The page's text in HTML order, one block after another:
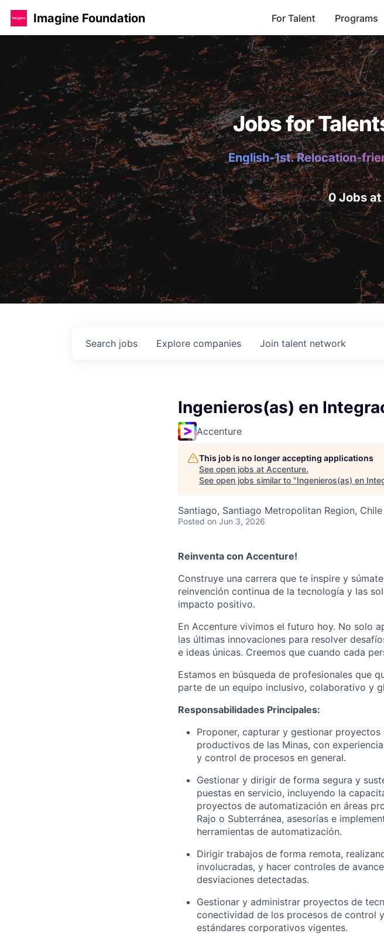
Imagine Foundation For Talent Programs
Jobs for
English-1st. Relocation-
0 Jobs at
Search jobs Explore companies Join talent network
Ingenieros(as) en
Accenture
This job is no longer accepting applications
See open jobs at Accenture.
See open jobs similar to "Ingenieros(as) en
Santiago, Santiago Metropolitan Region, Chile
Posted on Jun 3, 2026
Reinventa con Accenture!
Construye una carrera que te inspire y
reinvención continua de la tecnología y las
impacto positivo.
En Accenture vivimos el futuro hoy. No solo
las últimas innovaciones para resolver
e ideas únicas. Creemos que cuando cada
Estamos en búsqueda de profesionales que
parte de un equipo inclusivo, colaborativo y
Responsabilidades Principales:
Proponer, capturar y gestionar
productivos de las Minas, con
y control de procesos en general.
Gestionar y dirigir de forma segura y
puestas en servicio, incluyendo la
proyectos de automatización en áreas
Rajo o Subterránea, asesorías e
herramientas de automatización.
Dirigir trabajos de forma remota,
involucradas, y hacer controles de
desviaciones detectadas.
Gestionar y administrar proyectos de
conectividad de los procesos de control
estándares corporativos vigentes.